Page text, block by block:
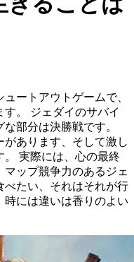
ートアウトゲームで、
。 ジェダイのサバイ
部分は決勝戦です。
あります、そして激し
。 実際には、心の最終
ップ競争力のあるジェ
べたい、それはそれが行
時には違いは香りのよい